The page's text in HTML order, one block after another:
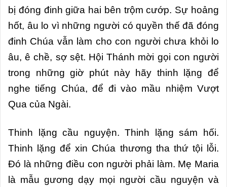
bị đóng đinh giữa hai bên trộm cướp. Sự hoảng
hốt, âu lo vì những người có quyền thế đã đóng
đinh Chúa vẫn làm cho con người chưa khỏi lo
âu, ê chề, sợ sệt. Hội Thánh mời gọi con người
trong những giờ phút này hãy thinh lặng để
nghe tiếng Chúa, để đi vào mầu nhiệm Vượt
Qua của Ngài.
Thinh lặng cầu nguyện. Thinh lặng sám hối.
Thinh lặng để xin Chúa thương tha thứ tội lỗi.
Đó là những điều con người phải làm. Mẹ Maria
là mẫu gương dạy mọi người cầu nguyện và